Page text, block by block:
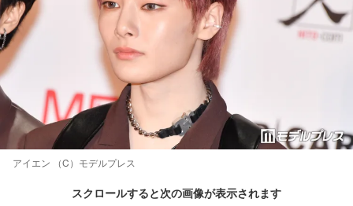
アイエン （C）モデルプレス
スクロールすると次の画像が表示されます